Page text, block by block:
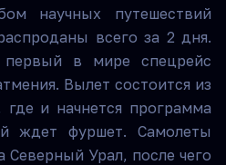
научных путешествий
всего за 2 дня.
в мире спецрейс
Вылет состоится из
где и начнется программа
ждет фуршет. Самолеты
Северный Урал, после чего